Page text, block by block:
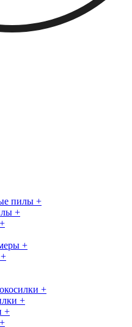
пилы +
+
+
+
+
+